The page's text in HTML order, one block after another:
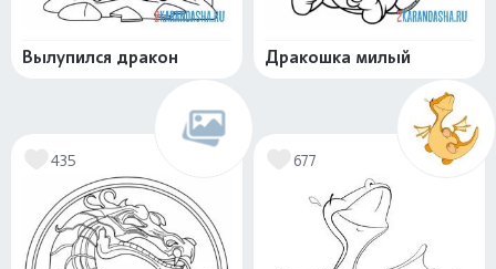
Вылупился дракон Дракошка милый
435 677